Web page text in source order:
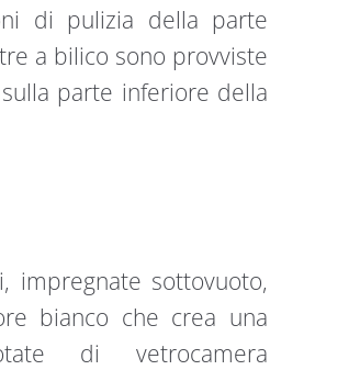
di pulizia della parte
a bilico sono provviste
parte inferiore della
impregnate sottovuoto,
bianco che crea una
di vetrocamera